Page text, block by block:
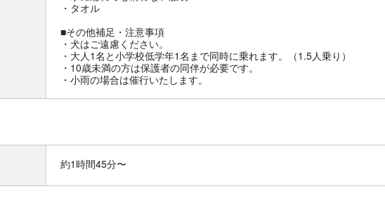
・タオル
■その他補足・注意事項
・犬はご遠慮ください。
・大人1名と小学校低学年1名まで同時に乗れます。（1.5人乗り）
・10歳未満の方は保護者の同伴が必要です。
・小雨の場合は催行いたします。
約1時間45分〜